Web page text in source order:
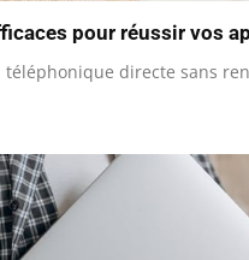
pour réussir vos
téléphonique directe sans